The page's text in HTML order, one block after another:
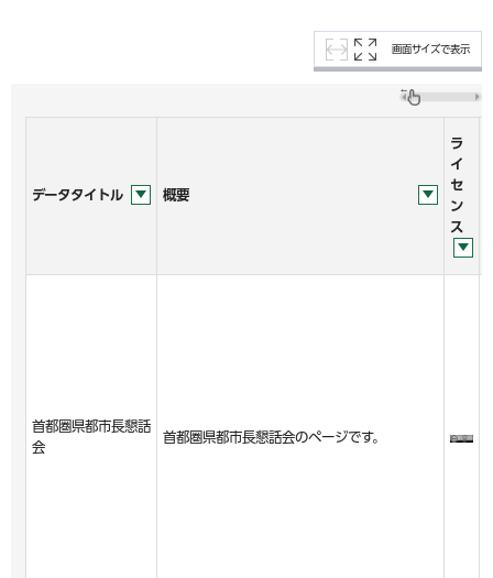
画面サイズで表示
データタイトル 概要
ラ
イ
セ
ン
ス
首都圏県都市長懇話
会
首都圏県都市長懇話会のページです。